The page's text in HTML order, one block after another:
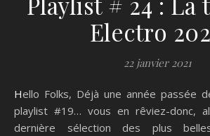
Electro
22 janvier 2021
Hello Folks, Déjà une année passée depuis l’électrisante
playlist #19… vous en rêviez-donc,
dernière sélection des plus